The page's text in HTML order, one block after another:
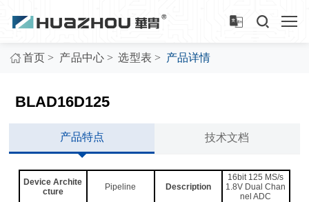
首页 > 产品中心 > 选型表 > 产品详情
BLAD16D125
产品特点 技术文档
Device Archite
cture
Pipeline Description
16bit 125 MS/s
1.8V Dual Chan
nel ADC